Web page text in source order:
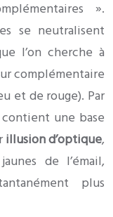
».
se neutralisent
l’on cherche à
complémentaire
et de rouge). Par
une base
illusion d’optique,
de l’émail,
plus